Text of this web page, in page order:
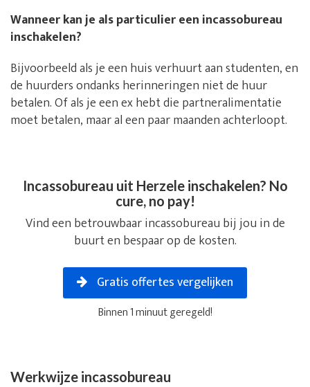
Wanneer kan je als particulier een incassobureau
inschakelen?
Bijvoorbeeld als je een huis verhuurt aan studenten, en
de huurders ondanks herinneringen niet de huur
betalen. Of als je een ex hebt die partneralimentatie
moet betalen, maar al een paar maanden achterloopt.
Incassobureau uit Herzele inschakelen? No
cure, no pay!
Vind een betrouwbaar incassobureau bij jou in de
buurt en bespaar op de kosten.
Gratis offertes vergelijken
Binnen 1 minuut geregeld!
Werkwijze incassobureau